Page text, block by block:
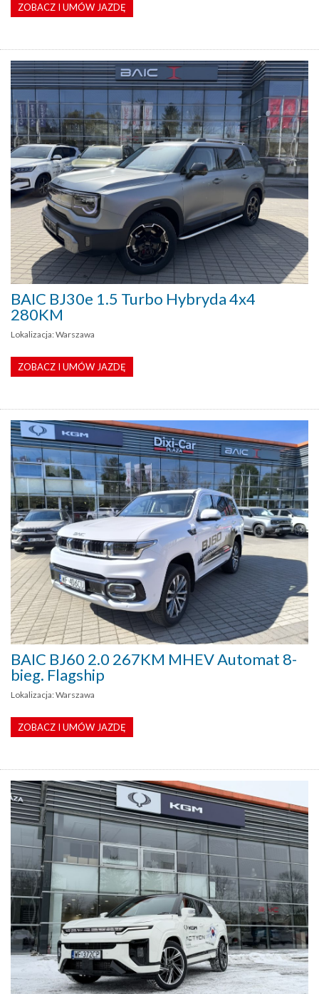
ZOBACZ I UMÓW JAZDĘ
BAIC BJ30e 1.5 Turbo Hybryda 4x4
280KM
Lokalizacja: Warszawa
ZOBACZ I UMÓW JAZDĘ
BAIC BJ60 2.0 267KM MHEV Automat 8-
bieg. Flagship
Lokalizacja: Warszawa
ZOBACZ I UMÓW JAZDĘ